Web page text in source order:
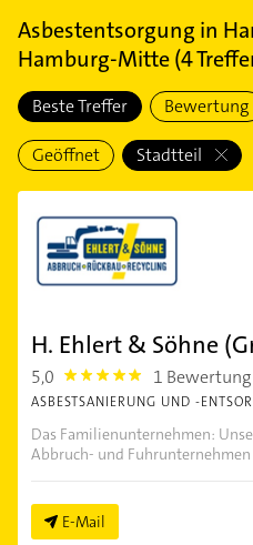
Asbestentsorgung in
Hamburg-Mitte(4
Beste Treffer Bewertung
Geöffnet Stadtteil
H. Ehlert & Söhne
5,0 5.0 1 Bewertung
ASBESTSANIERUNG UND -
Das Familienunternehmen:
Abbruch- und Fuhrunternehmen
E-Mail